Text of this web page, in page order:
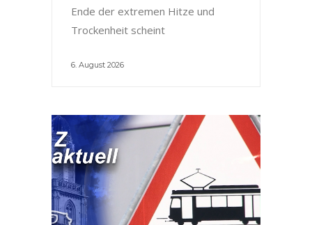
Ende der extremen Hitze und
Trockenheit scheint
6. August 2026